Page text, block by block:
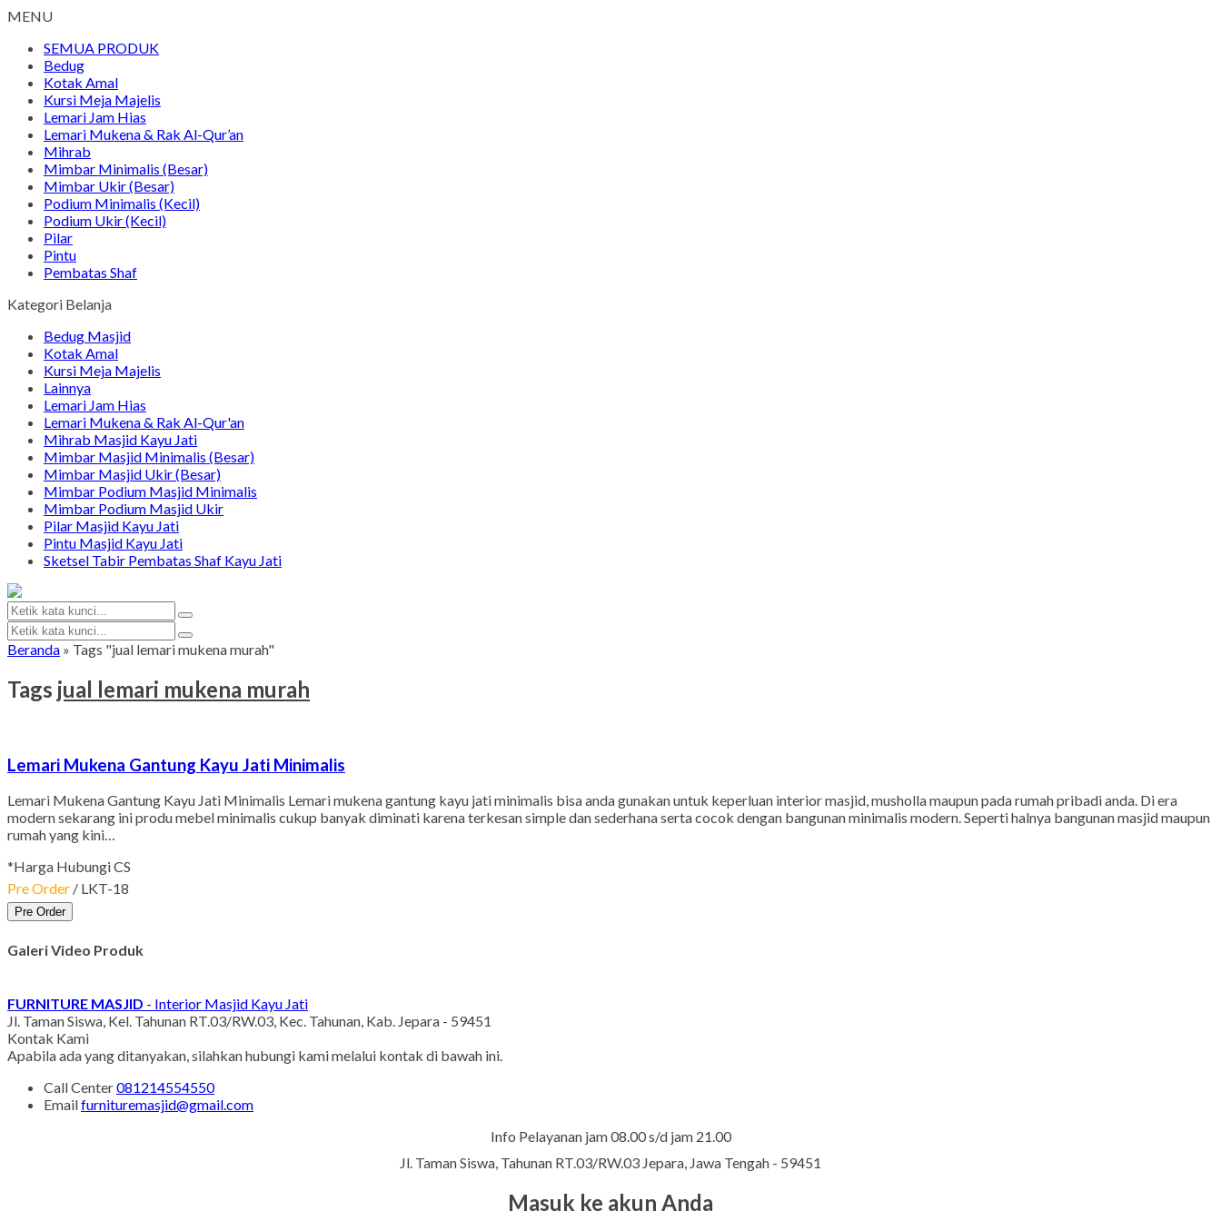
MENU
SEMUA PRODUK
Bedug
Kotak Amal
Kursi Meja Majelis
Lemari Jam Hias
Lemari Mukena & Rak Al-Qur’an
Mihrab
Mimbar Minimalis (Besar)
Mimbar Ukir (Besar)
Podium Minimalis (Kecil)
Podium Ukir (Kecil)
Pilar
Pintu
Pembatas Shaf
Kategori Belanja
Bedug Masjid
Kotak Amal
Kursi Meja Majelis
Lainnya
Lemari Jam Hias
Lemari Mukena & Rak Al-Qur'an
Mihrab Masjid Kayu Jati
Mimbar Masjid Minimalis (Besar)
Mimbar Masjid Ukir (Besar)
Mimbar Podium Masjid Minimalis
Mimbar Podium Masjid Ukir
Pilar Masjid Kayu Jati
Pintu Masjid Kayu Jati
Sketsel Tabir Pembatas Shaf Kayu Jati
Beranda » Tags "jual lemari mukena murah"
Tags jual lemari mukena murah
Lemari Mukena Gantung Kayu Jati Minimalis
Lemari Mukena Gantung Kayu Jati Minimalis Lemari mukena gantung kayu jati minimalis bisa anda gunakan untuk keperluan interior masjid, musholla maupun pada rumah pribadi anda. Di era
modern sekarang ini produ mebel minimalis cukup banyak diminati karena terkesan simple dan sederhana serta cocok dengan bangunan minimalis modern. Seperti halnya bangunan masjid maupun
rumah yang kini…
*Harga Hubungi CS
Pre Order / LKT-18
Pre Order
Galeri Video Produk
FURNITURE MASJID - Interior Masjid Kayu Jati
Jl. Taman Siswa, Kel. Tahunan RT.03/RW.03, Kec. Tahunan, Kab. Jepara - 59451
Kontak Kami
Apabila ada yang ditanyakan, silahkan hubungi kami melalui kontak di bawah ini.
Call Center081214554550
Emailfurnituremasjid@gmail.com
Info Pelayanan jam 08.00 s/d jam 21.00
Jl. Taman Siswa, Tahunan RT.03/RW.03 Jepara, Jawa Tengah - 59451
Masuk ke akun Anda